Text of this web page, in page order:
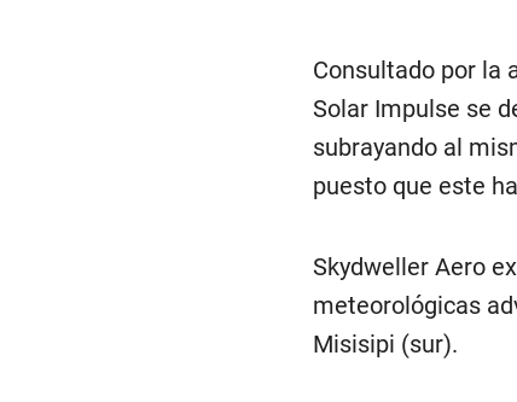
Consultado por la
Solar Impulse se
subrayando al
puesto que este
Skydweller Aero
meteorológicas
Misisipi (sur).